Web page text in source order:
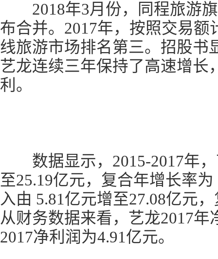
2018年3月份，同程旅游旗
布合并。2017年，按照交易
线旅游市场排名第三。招股书
艺龙连续三年保持了高速增长
利。
数据显示，2015-2017年，
至25.19亿元，复合年增长率
入由 5.81亿元增至27.08亿元
从财务数据来看，艺龙2017年
2017净利润为4.91亿元。